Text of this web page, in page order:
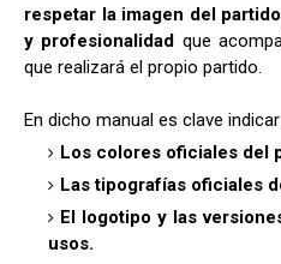
respetar la imagen del
y profesionalidad que
que realizará el propio partido.
En dicho manual es clave
Los colores oficiales del
Las tipografías oficiales
El logotipo y las
usos.